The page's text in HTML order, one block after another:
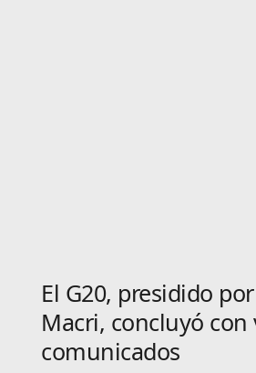
El G20, presidido
Macri, concluyó con
comunicados